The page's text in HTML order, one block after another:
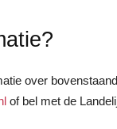
over
of bel met de